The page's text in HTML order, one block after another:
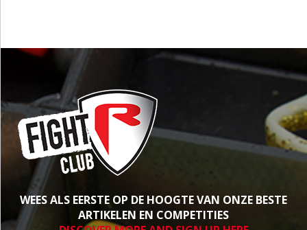
WEES ALS EERSTE OP DE HOOGTE VAN ONZE BESTE
ARTIKELEN EN COMPETITIES